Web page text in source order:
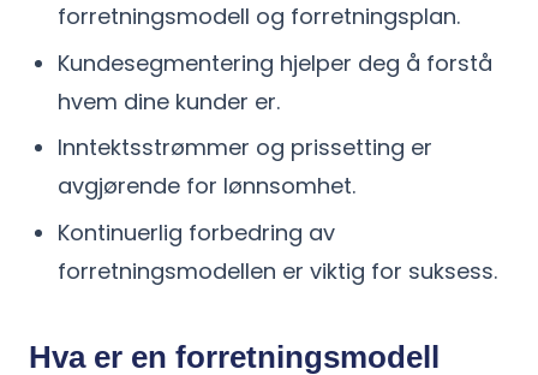
forretningsmodell og forretningsplan.
Kundesegmentering hjelper deg å forstå
hvem dine kunder er.
Inntektsstrømmer og prissetting er
avgjørende for lønnsomhet.
Kontinuerlig forbedring av
forretningsmodellen er viktig for suksess.
Hva er en forretningsmodell